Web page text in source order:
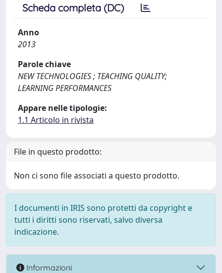
Scheda completa (DC)
Anno
2013
Parole chiave
NEW TECHNOLOGIES ; TEACHING QUALITY;
LEARNING PERFORMANCES
Appare nelle tipologie:
1.1 Articolo in rivista
File in questo prodotto:
Non ci sono file associati a questo prodotto.
I documenti in IRIS sono protetti da copyright e
tutti i diritti sono riservati, salvo diversa
indicazione.
Informazioni